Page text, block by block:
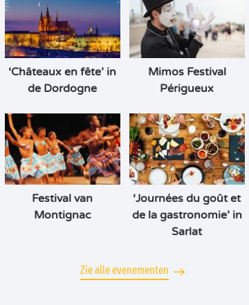
‘Châteaux en fête’ in
de Dordogne
Mimos Festival
Périgueux
Festival van
Montignac
‘Journées du goût et
de la gastronomie’ in
Sarlat
Zie alle evenementen